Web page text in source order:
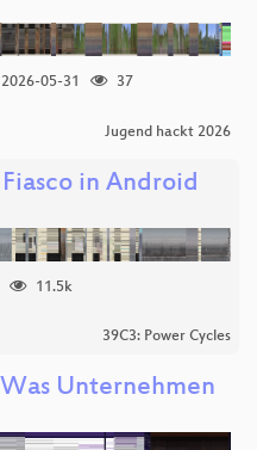
2026-05-31
37
Jugend hackt 2026
in Android
11.5k
39C3: Power Cycles
Unternehmen